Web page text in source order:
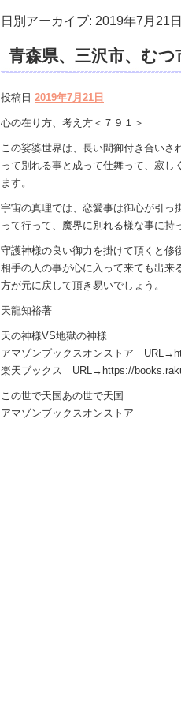
日別アーカイブ: 2019年7月21日
青森県、三沢市、むつ
カウンセリング、悩
み、心の在り方、宇宙
投稿日 2019年7月21日
心の在り方、考え方＜７９１＞
この娑婆世界は、長い間御付き合いさ
って別れる事と成って仕舞って、寂
ます。
宇宙の真理では、恋愛事は御心が引っ
って行って、魔界に別れる様な事に持
守護神様の良い御力を掛けて頂くと修
相手の人の事が心に入って来ても出来
方が元に戻して頂き易いでしょう。
天龍知裕著
天の神様VS地獄の神様
アマゾンブックスオンストア
楽天ブックス URL→https://
この世で天国あの世で天国
アマゾンブックスオンストア